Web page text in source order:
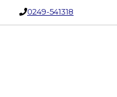
0249-541318